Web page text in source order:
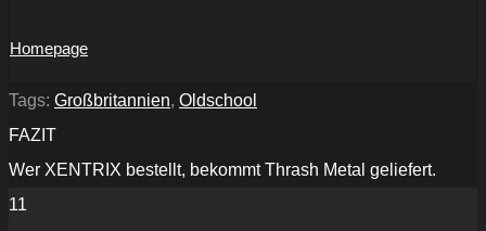
Homepage
Tags: Großbritannien, Oldschool
FAZIT
Wer XENTRIX bestellt, bekommt Thrash Metal geliefert.
11